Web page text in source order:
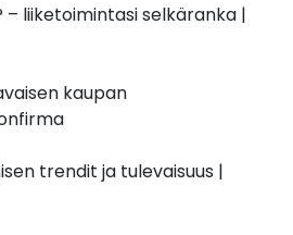
– liiketoimintasi selkäranka |
kaupan
trendit ja tulevaisuus |